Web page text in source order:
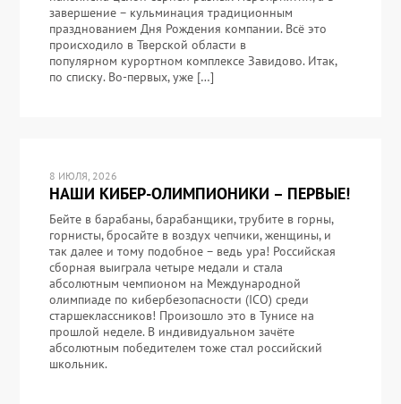
завершение – кульминация традиционным
празднованием Дня Рождения компании. Всё это
происходило в Тверской области в
популярном курортном комплексе Завидово. Итак,
по списку. Во-первых, уже […]
8 ИЮЛЯ, 2026
НАШИ КИБЕР-ОЛИМПИОНИКИ – ПЕРВЫЕ!
Бейте в барабаны, барабанщики, трубите в горны,
горнисты, бросайте в воздух чепчики, женщины, и
так далее и тому подобное – ведь ура! Российская
сборная выиграла четыре медали и стала
абсолютным чемпионом на Международной
олимпиаде по кибербезопасности (ICO) среди
старшеклассников! Произошло это в Тунисе на
прошлой неделе. В индивидуальном зачёте
абсолютным победителем тоже стал российский
школьник.